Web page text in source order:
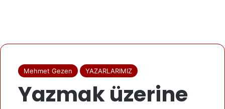
Mehmet Gezen YAZARLARIMIZ
Yazmak üzerine